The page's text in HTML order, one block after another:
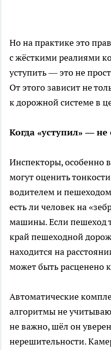
Но на практике это
с жёсткими реалиями
уступить — это не
От этого зависит не
к дорожной системе в
Когда «уступил» — не
Инспекторы, особенно
могут оценить
водителем и
есть ли человек на
машины. Если пешеход
край пешеходной
находится на
может быть расценено
Автоматические
алгоритмы не
не важно, шёл он
нерешительности.